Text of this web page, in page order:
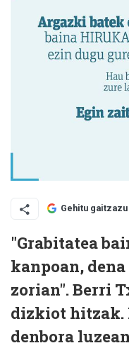
Gehitu
"Grabitatea
kanpoan,
zorian". Berri
dizkiot hitzak.
denbora